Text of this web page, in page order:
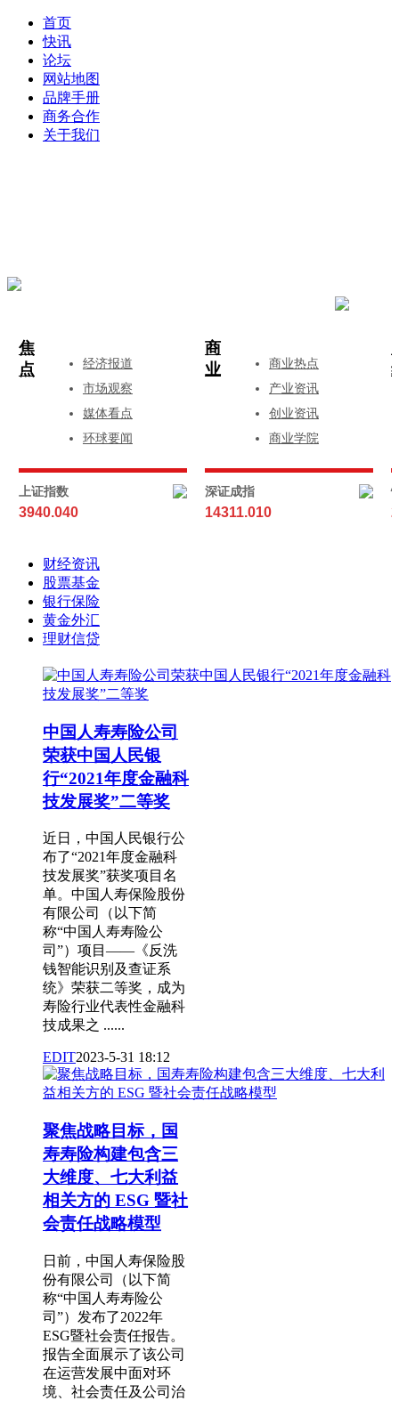
首页
快讯
论坛
网站地图
品牌手册
商务合作
关于我们
焦
点
经济报道
市场观察
媒体看点
环球要闻
商
业
商业热点
产业资讯
创业资讯
商业学院
上证指数
3940.040
深证成指
14311.010
财经资讯
股票基金
银行保险
黄金外汇
理财信贷
中国人寿寿险公司
荣获中国人民银
行“2021年度金融科
技发展奖”二等奖
近日，中国人民银行公
布了“2021年度金融科
技发展奖”获奖项目名
单。中国人寿保险股份
有限公司（以下简
称“中国人寿寿险公
司”）项目——《反洗
钱智能识别及查证系
统》荣获二等奖，成为
寿险行业代表性金融科
技成果之 ......
EDIT2023-5-31 18:12
聚焦战略目标，国
寿寿险构建包含三
大维度、七大利益
相关方的 ESG 暨社
会责任战略模型
日前，中国人寿保险股
份有限公司（以下简
称“中国人寿寿险公
司”）发布了2022年
ESG暨社会责任报告。
报告全面展示了该公司
在运营发展中面对环
境、社会责任及公司治